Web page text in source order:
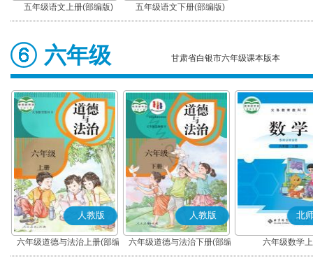
五年级语文上册(部编版) 五年级语文下册(部编版)
六年级 甘肃省白银市六年级课本版本
人教版
六年级道德与法治上册(部编
版)
人教版
六年级道德与法治下册(部编
版)
北
六年级数学